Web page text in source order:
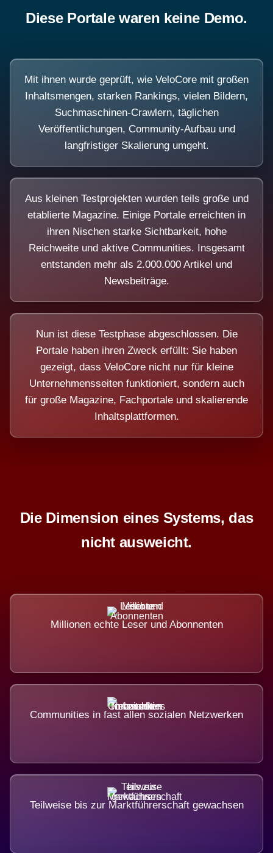
Diese Portale waren keine Demo.
Mit ihnen wurde geprüft, wie VeloCore mit großen
Inhaltsmengen, starken Rankings, vielen Bildern,
Suchmaschinen-Crawlern, täglichen
Veröffentlichungen, Community-Aufbau und
langfristiger Skalierung umgeht.
Aus kleinen Testprojekten wurden teils große und
etablierte Magazine. Einige Portale erreichten in
ihren Nischen starke Sichtbarkeit, hohe
Reichweite und aktive Communities. Insgesamt
entstanden mehr als 2.000.000 Artikel und
Newsbeiträge.
Nun ist diese Testphase abgeschlossen. Die
Portale haben ihren Zweck erfüllt: Sie haben
gezeigt, dass VeloCore nicht nur für kleine
Unternehmensseiten funktioniert, sondern auch
für große Magazine, Fachportale und skalierende
Inhaltsplattformen.
Die Dimension eines Systems, das
nicht ausweicht.
Millionen echte Leser und Abonnenten
Communities in fast allen sozialen Netzwerken
Teilweise bis zur Marktführerschaft gewachsen